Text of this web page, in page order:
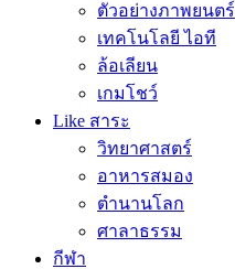
ตัวอย่างภาพยนตร์
เทคโนโลยี ไอที
ล้อเลียน
เกมโชว์
Like สาระ
วิทยาศาสตร์
อาหารสมอง
ตำนานโลก
ศาลาธรรม
กีฬา